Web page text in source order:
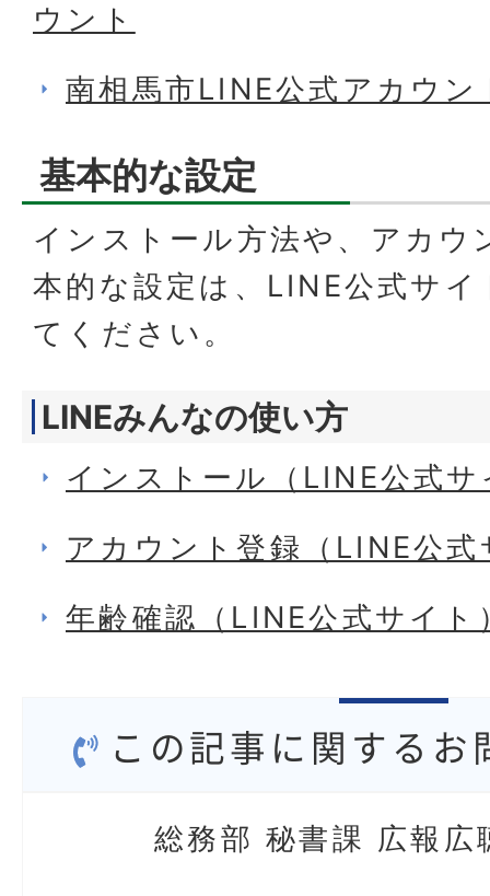
ウント
南相馬市LINE公式アカウ
基本的な設定
インストール方法や、アカウ
本的な設定は、LINE公式サ
てください。
LINEみんなの使い方
インストール（LINE公式サ
アカウント登録（LINE公式
年齢確認（LINE公式サイト
この記事に関するお
総務部 秘書課 広報広